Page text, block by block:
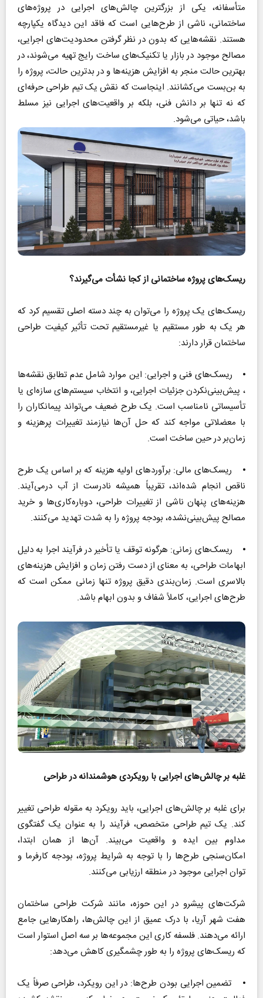
متأسفانه، یکی از بزرگترین چالش‌های اجرایی در پروژه‌های
ساختمانی، ناشی از طرح‌هایی است که فاقد این دیدگاه یکپارچه
هستند. نقشه‌هایی که بدون در نظر گرفتن محدودیت‌های اجرایی،
مصالح موجود در بازار یا تکنیک‌های ساخت رایج تهیه می‌شوند، در
بهترین حالت منجر به افزایش هزینه‌ها و در بدترین حالت، پروژه را
به بن‌بست می‌کشانند. اینجاست که نقش یک تیم طراحی حرفه‌ای
که نه تنها بر دانش فنی، بلکه بر واقعیت‌های اجرایی نیز مسلط
باشد، حیاتی می‌شود.
ریسک‌های پروژه ساختمانی از کجا نشأت می‌گیرند؟
ریسک‌های یک پروژه را می‌توان به چند دسته اصلی تقسیم کرد که
هر یک به طور مستقیم یا غیرمستقیم تحت تأثیر کیفیت طراحی
ساختمان قرار دارند:
⦁ ریسک‌های فنی و اجرایی: این موارد شامل عدم تطابق نقشه‌ها
، پیش‌بینی‌نکردن جزئیات اجرایی، و انتخاب سیستم‌های سازه‌ای یا
تأسیساتی نامناسب است. یک طرح ضعیف می‌تواند پیمانکاران را
با معضلاتی مواجه کند که حل آن‌ها نیازمند تغییرات پرهزینه و
زمان‌بر در حین ساخت است.
⦁ ریسک‌های مالی: برآوردهای اولیه هزینه که بر اساس یک طرح
ناقص انجام شده‌اند، تقریباً همیشه نادرست از آب درمی‌آیند.
هزینه‌های پنهان ناشی از تغییرات طراحی، دوباره‌کاری‌ها و خرید
مصالح پیش‌بینی‌نشده، بودجه پروژه را به شدت تهدید می‌کنند.
⦁ ریسک‌های زمانی: هرگونه توقف یا تأخیر در فرآیند اجرا به دلیل
ابهامات طراحی، به معنای از دست رفتن زمان و افزایش هزینه‌های
بالاسری است. زمان‌بندی دقیق پروژه تنها زمانی ممکن است که
طرح‌های اجرایی، کاملاً شفاف و بدون ابهام باشد.
غلبه بر چالش‌های اجرایی با رویکردی هوشمندانه در طراحی
برای غلبه بر چالش‌های اجرایی، باید رویکرد به مقوله طراحی تغییر
کند. یک تیم طراحی متخصص، فرآیند را به عنوان یک گفتگوی
مداوم بین ایده و واقعیت می‌بیند. آن‌ها از همان ابتدا،
امکان‌سنجی طرح‌ها را با توجه به شرایط پروژه، بودجه کارفرما و
توان اجرایی موجود در منطقه ارزیابی می‌کنند.
شرکت‌های پیشرو در این حوزه، مانند شرکت طراحی ساختمان
هفت شهر آریا، با درک عمیق از این چالش‌ها، راهکارهایی جامع
ارائه می‌دهند. فلسفه کاری این مجموعه‌ها بر سه اصل استوار است
که ریسک‌های پروژه را به طور چشمگیری کاهش می‌دهد:
⦁ تضمین اجرایی بودن طرح‌ها: در این رویکرد، طراحی صرفاً یک